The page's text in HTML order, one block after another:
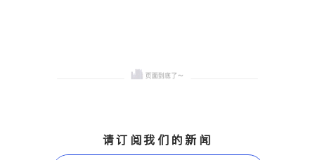
请订阅我们的新闻